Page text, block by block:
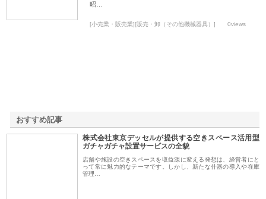
昭…
[小売業・販売業][販売・卸（その他機械器具）] 0views
おすすめ記事
株式会社東京デッセルが提供する空きスペース活用型
ガチャガチャ設置サービスの全貌
店舗や施設の空きスペースを収益源に変える発想は、経営者にと
って常に魅力的なテーマです。しかし、新たな什器の導入や在庫
管理…